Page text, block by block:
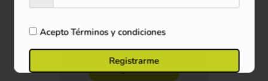
Mug de Cerámica Estilo Panda
$29.900
Ver producto
AceptoTérminos y condiciones
Registrarme